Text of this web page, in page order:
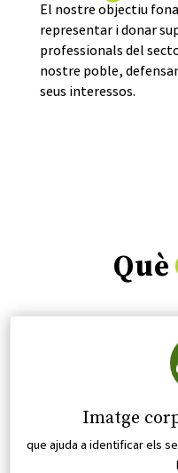
El nostre objectiu
representar i donar
professionals del
nostre poble,
seus interessos.
Què
Imatge
que ajuda a identificar els